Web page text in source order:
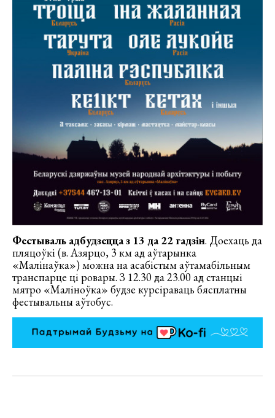
Фестываль адбудзецца з 13 да 22 гадзін. Доехаць да
пляцоўкі (в. Азярцо, 3 км ад аўтарынка
«Малінаўка») можна на асабістым аўтамабільным
транспарце ці ровары. З 12.30 да 23.00 ад станцыі
мятро «Маліноўка» будзе курсіраваць бясплатны
фестывальны аўтобус.